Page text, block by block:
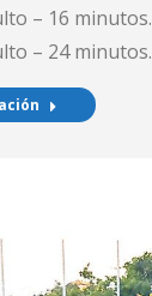
– 16 minutos.
– 24 minutos.